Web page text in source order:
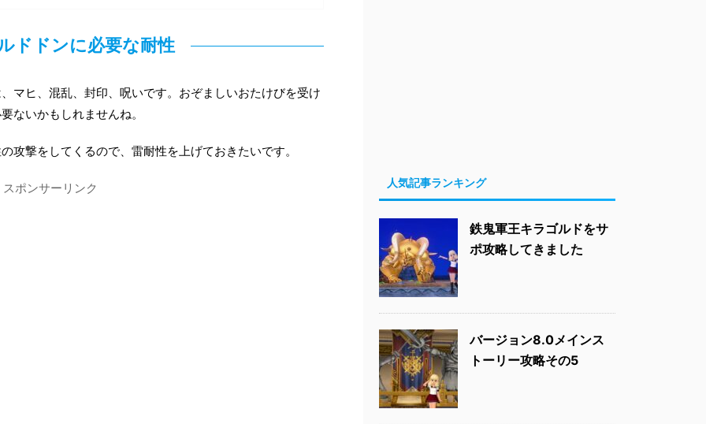
ドドンに必要な耐性
マヒ、混乱、封印、呪いです。おぞましいおたけびを受け
ないかもしれませんね。
攻撃をしてくるので、雷耐性を上げておきたいです。
スポンサーリンク 人気記事ランキング
鉄鬼軍王キラゴルドをサ
ポ攻略してきました
バージョン8.0メインス
トーリー攻略その5